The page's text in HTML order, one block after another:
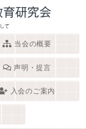
当会の概要
声明・提言
入会のご案内